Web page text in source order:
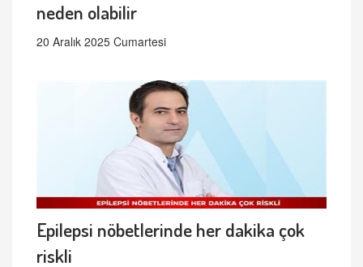
neden olabilir
20 Aralık 2025 Cumartesi
Epilepsi nöbetlerinde her dakika çok
riskli